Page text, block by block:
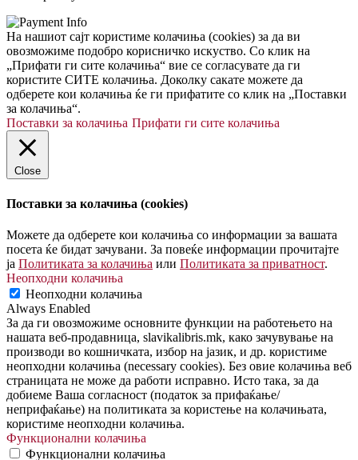
На нашиот сајт користиме колачиња (cookies) за да ви
овозможиме подобро корисничко искуство. Со клик на
„Прифати ги сите колачиња“ вие се согласувате да ги
користите СИТЕ колачиња. Доколку сакате можете да
одберете кои колачиња ќе ги прифатите со клик на „Поставки
за колачиња“.
Поставки за колачиња Прифати ги сите колачиња
Close
Поставки за колачиња (cookies)
Можете да одберете кои колачиња со информации за вашата
посета ќе бидат зачувани. За повеќе информации прочитајте
ја Политиката за колачиња или Политиката за приватност.
Неопходни колачиња
Неопходни колачиња
Always Enabled
За да ги овозможиме основните функции на работењето на
нашата веб-продавница, slavikalibris.mk, како зачувување на
производи во кошничката, избор на јазик, и др. користиме
неопходни колачиња (necessary cookies). Без овие колачиња веб
страницата не може да работи исправно. Исто така, за да
добиеме Ваша согласност (податок за прифаќање/
неприфаќање) на политиката за користење на колачињата,
користиме неопходни колачиња.
Функционални колачиња
Функционални колачиња